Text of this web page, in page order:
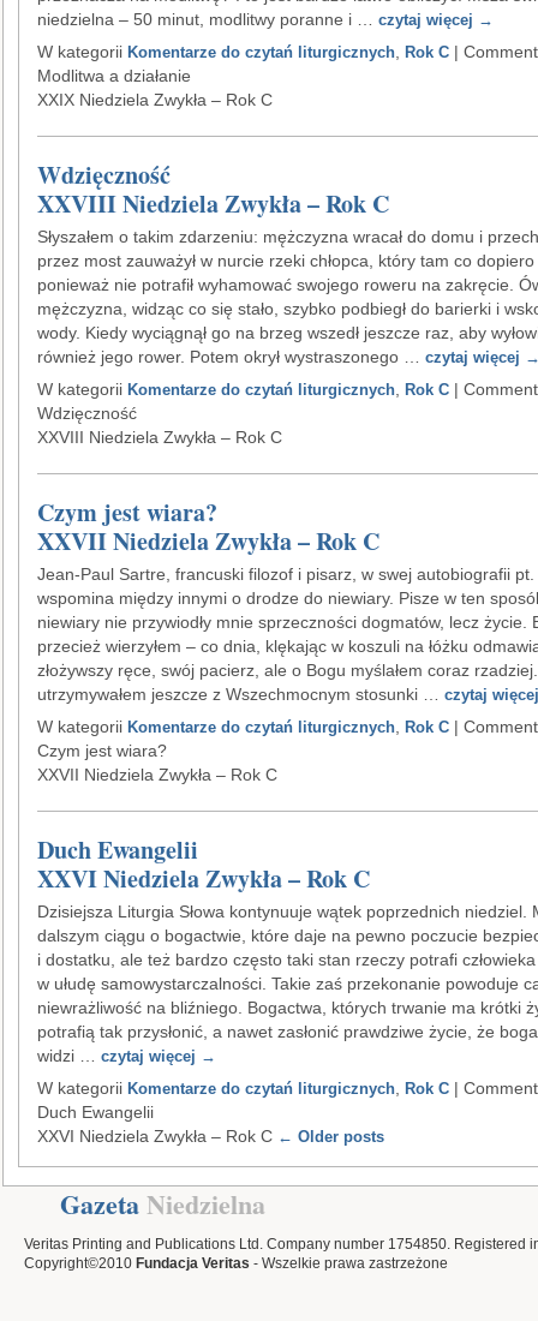
niedzielna – 50 minut, modlitwy poranne i … czytaj więcej →
W kategorii Komentarze do czytań liturgicznych Rok C |
Modlitwa a działanie
XXIX Niedziela Zwykła – Rok C
Wdzięczność
XXVIII Niedziela Zwykła – Rok C
Słyszałem o takim zdarzeniu: mężczyzna wracał do domu i
przez most zauważył w nurcie rzeki chłopca, który tam co dopiero
ponieważ nie potrafił wyhamować swojego roweru na zakręcie.
mężczyzna, widząc co się stało, szybko podbiegł do barierki i
wody. Kiedy wyciągnął go na brzeg wszedł jeszcze raz, aby
również jego rower. Potem okrył wystraszonego … czytaj więcej
W kategorii Komentarze do czytań liturgicznych Rok C |
Wdzięczność
XXVIII Niedziela Zwykła – Rok C
Czym jest wiara?
XXVII Niedziela Zwykła – Rok C
Jean-Paul Sartre, francuski filozof i pisarz, w swej autobiografii pt.
wspomina między innymi o drodze do niewiary. Pisze w ten
niewiary nie przywiodły mnie sprzeczności dogmatów, lecz życie.
przecież wierzyłem – co dnia, klękając w koszuli na łóżku
złożywszy ręce, swój pacierz, ale o Bogu myślałem coraz
utrzymywałem jeszcze z Wszechmocnym stosunki … czytaj
W kategorii Komentarze do czytań liturgicznych Rok C |
Czym jest wiara?
XXVII Niedziela Zwykła – Rok C
Duch Ewangelii
XXVI Niedziela Zwykła – Rok C
Dzisiejsza Liturgia Słowa kontynuuje wątek poprzednich niedziel.
dalszym ciągu o bogactwie, które daje na pewno poczucie
i dostatku, ale też bardzo często taki stan rzeczy potrafi
w ułudę samowystarczalności. Takie zaś przekonanie powoduje
niewrażliwość na bliźniego. Bogactwa, których trwanie ma krótki
potrafią tak przysłonić, a nawet zasłonić prawdziwe życie, że
widzi … czytaj więcej →
W kategorii Komentarze do czytań liturgicznych Rok C |
Duch Ewangelii
XXVI Niedziela Zwykła – Rok C ← Older posts
GazetaNiedzielna
Veritas Printing and Publications Ltd. Company number 1754850. Registered
Copyright©2010 Fundacja Veritas - Wszelkie prawa zastrzeżone